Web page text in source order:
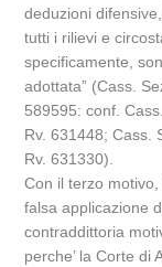
deduzioni
tutti i rilievi e
specificamente,
adottata” (Cass.
589595: conf.
Rv. 631448; Cass.
Rv. 631330).
Con il terzo
falsa applicazione
contraddittoria
perche’ la Corte di